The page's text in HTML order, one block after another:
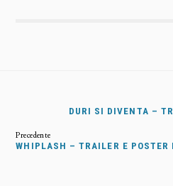
DURI SI DIVENTA –
WHIPLASH – TRAILER E